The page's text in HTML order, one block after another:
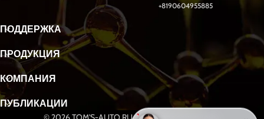
+8190604955885
ПОДДЕРЖКА
ПРОДУКЦИЯ
КОМПАНИЯ
ПУБЛИКАЦИИ